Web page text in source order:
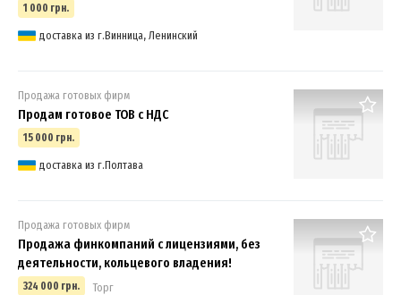
1 000 грн.
доставка из г.Винница, Ленинский
Продажа готовых фирм
Продам готовое ТОВ с НДС
15 000 грн.
доставка из г.Полтава
Продажа готовых фирм
Продажа финкомпаний с лицензиями, без
деятельности, кольцевого владения!
324 000 грн.
Торг